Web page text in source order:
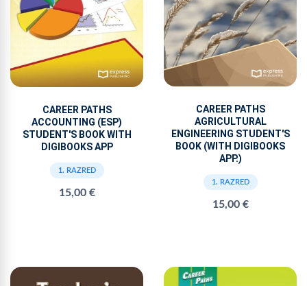
CAREER PATHS
ACCOUNTING (ESP)
STUDENT'S BOOK WITH
DIGIBOOKS APP
1. RAZRED
15,00 €
CAREER PATHS
AGRICULTURAL
ENGINEERING STUDENT'S
BOOK (WITH DIGIBOOKS
APP.)
1. RAZRED
15,00 €